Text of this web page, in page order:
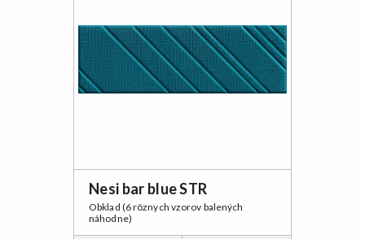
Nesi bar blue STR
Obklad (6 rôznych vzorov balených
náhodne)